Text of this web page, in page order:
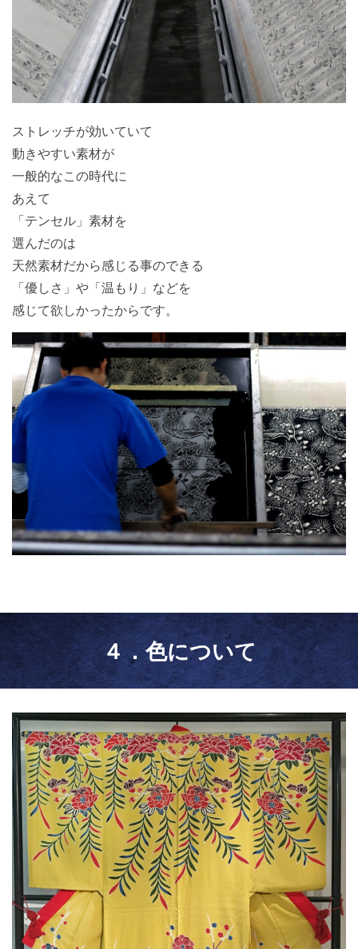
ストレッチが効いていて
動きやすい素材が
一般的なこの時代に
あえて
「テンセル」素材を
選んだのは
天然素材だから感じる事のできる
「優しさ」や「温もり」などを
感じて欲しかったからです。
４．色について